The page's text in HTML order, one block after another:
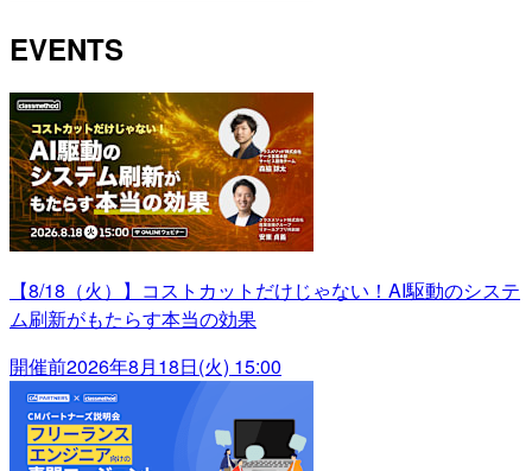
EVENTS
【8/18（火）】コストカットだけじゃない！AI駆動のシステ
ム刷新がもたらす本当の効果
開催前2026年8月18日(火) 15:00